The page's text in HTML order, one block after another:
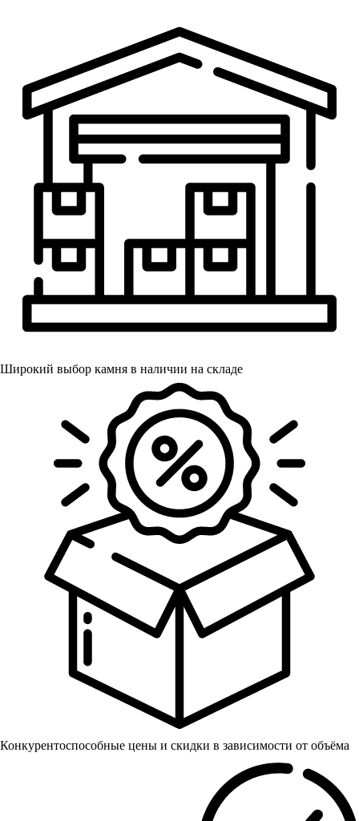
Широкий выбор камня в наличии на складе
Конкурентоспособные цены и скидки в зависимости от объёма